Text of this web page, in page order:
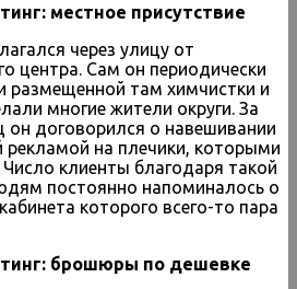
местное присутствие
через улицу от
центра. Сам он периодически
размещенной там химчистки и
многие жители округи. За
он договорился о навешивании
рекламой на плечики, которыми
Число клиенты благодаря такой
постоянно напоминалось о
которого всего-то пара
брошюры по дешевке